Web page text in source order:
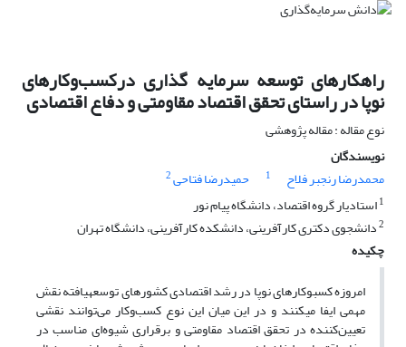
راهکارهای توسعه سرمایه گذاری درکسب‌وکارهای
نوپا در راستای تحقق اقتصاد مقاومتی و دفاع اقتصادی
نوع مقاله : مقاله پژوهشی
نویسندگان
محمدرضا رنجبر فلاح
1 حمیدرضا فتاحی2
1استادیار گروه اقتصاد، دانشگاه پیام نور
2دانشجوی دکتری کارآفرینی، دانشکده کارآفرینی، دانشگاه تهران
چکیده
امروزه کسب‎وکارهای نوپا در رشد اقتصادی کشورهای توسعه‎یافته نقش
مهمی ایفا می‎کنند و در این میان این نوع کسب‌وکار می‌توانند نقشی
تعیین‌کننده در تحقق اقتصاد مقاومتی و برقراری شیوه‌ای مناسب در